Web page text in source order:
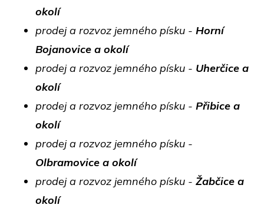
okolí
prodej a rozvoz jemného písku - Horní
Bojanovice a okolí
prodej a rozvoz jemného písku - Uherčice a
okolí
prodej a rozvoz jemného písku - Přibice a
okolí
prodej a rozvoz jemného písku -
Olbramovice a okolí
prodej a rozvoz jemného písku - Žabčice a
okolí